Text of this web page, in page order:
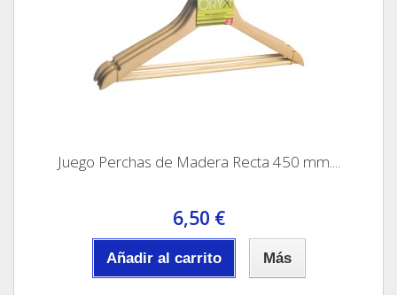
Juego Perchas de Madera Recta 450 mm....
6,50 €
Añadir al carrito Más